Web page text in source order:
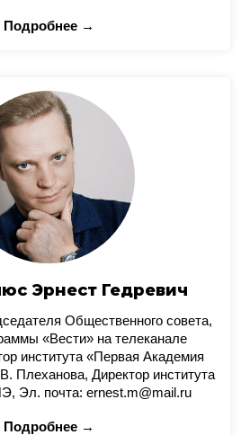
Подробнее →
Эрнест Гедревич
Общественного совета,
«Вести» на телеканале
института «Первая Академия
Плеханова, Директор института
Эл. почта: ernest.m@mail.ru
Подробнее →